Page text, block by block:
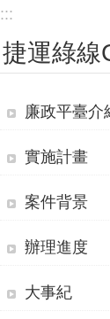
:::
捷運綠線
廉政平臺介
實施計畫
案件背景
辦理進度
大事紀